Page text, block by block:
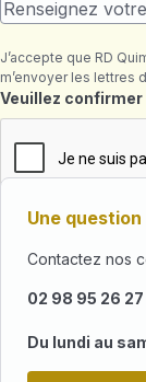
J’accepte que RD
m’envoyer les lettres
Champ requis
Veuillez
Une question
Contactez nos
02 98 95 26 27
Du lundi au